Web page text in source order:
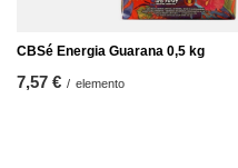
CBSé Energia Guarana 0,5 kg
7,57 € / elemento